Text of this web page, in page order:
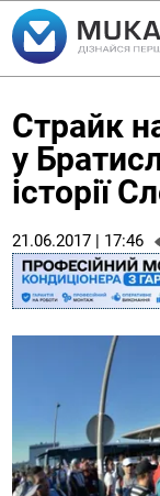
Страйк
у
історії
21.06.2017 | 17:46